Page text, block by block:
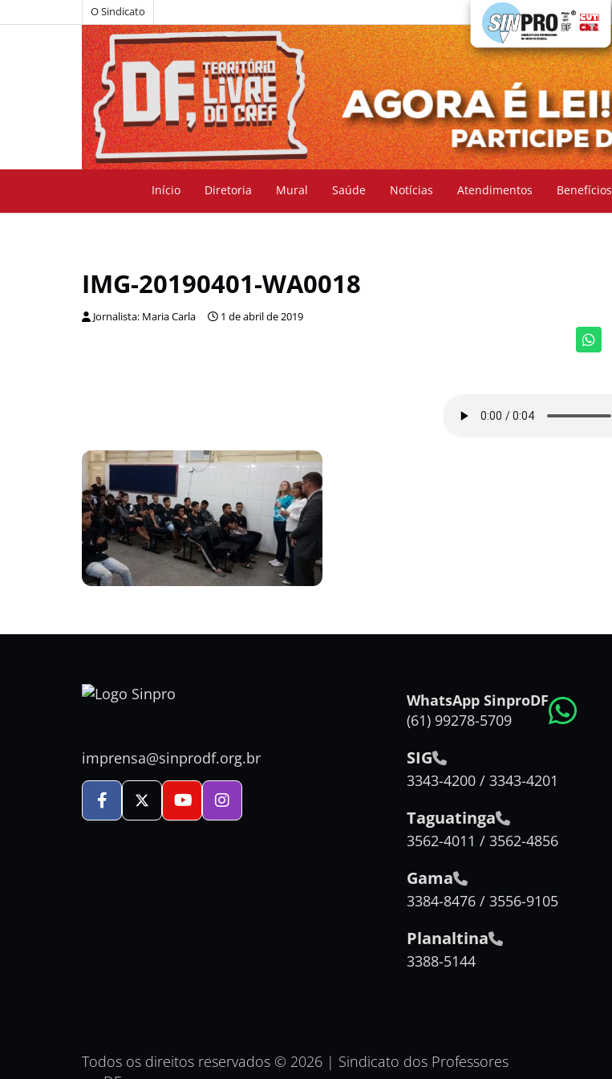
O Sindicato
Início Diretoria Mural Saúde Notícias Atendimentos Benefícios
IMG-20190401-WA0018
Jornalista: Maria Carla 1 de abril de 2019
imprensa@sinprodf.org.br
WhatsApp SinproDF
(61) 99278-5709
SIG
3343-4200 / 3343-4201
Taguatinga
3562-4011 / 3562-4856
Gama
3384-8476 / 3556-9105
Planaltina
3388-5144
Todos os direitos reservados © 2026 | Sindicato dos Professores